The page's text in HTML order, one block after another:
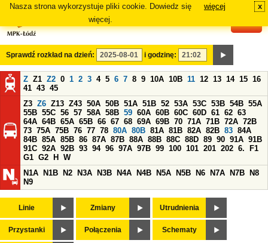
Nasza strona wykorzystuje pliki cookie. Dowiedz się
więcej.
więcej x
Sprawdź rozkład na dzień: i godzinę:
Z Z1 Z2 0 1 2 3 4 5 6 7 8 9 10A 10B 11 12 13 14 15 16
41 43 45
Z3 Z6 Z13 Z43 50A 50B 51A 51B 52 53A 53C 53B 54B 55A
55B 55C 56 57 58A 58B 59 60A 60B 60C 60D 61 62 63
64A 64B 65A 65B 66 67 68 69A 69B 70 71A 71B 72A 72B
73 75A 75B 76 77 78 80A 80B 81A 81B 82A 82B 83 84A
84B 85A 85B 86 87A 87B 88A 88B 88C 88D 89 90 91A 91B
91C 92A 92B 93 94 96 97A 97B 99 100 101 201 202 6.
F1
G1 G2 H
W
N1A
N1B N2 N3A N3B N4A N4B N5A N5B N6 N7A N7B
N8
N9
Linie Zmiany Utrudnienia
Przystanki Połączenia Schematy